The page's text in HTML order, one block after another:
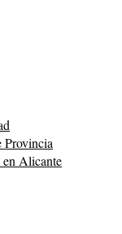
Provincia
en Alicante